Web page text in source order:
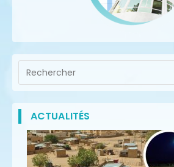
ACTUALITÉS